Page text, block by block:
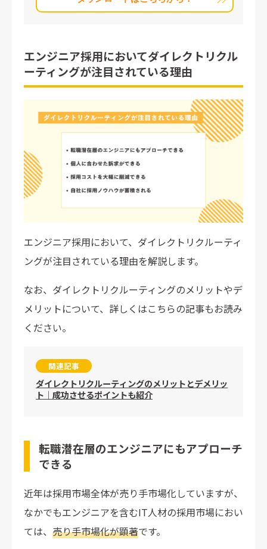
エンジニア採用においてダイレクトリクル
ーティングが注目されている理由
エンジニア採用において、ダイレクトリクルーティ
ングが注目されている理由を解説します。
なお、ダイレクトリクルーティングのメリットやデ
メリットについて、詳しくはこちらの記事もお読み
ください。
関連記事
ダイレクトリクルーティングのメリットとデメリッ
ト｜成功させるポイントも紹介
転職潜在層のエンジニアにもアプローチ
できる
近年は採用市場全体が売り手市場化していますが、
なかでもエンジニアを含むIT人材の採用市場におい
ては、 売り手市場化が顕著です。